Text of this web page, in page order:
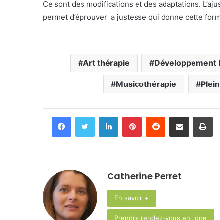
Ce sont des modifications et des adaptations.
permet d’éprouver la justesse qui donne cette
Art thérapie Développement
Musicothérapie
FacebookTwitter LinkedinPinterestReddit Partager par email
Catherine Perret
En savoir +
Prendre rendez-vous en ligne